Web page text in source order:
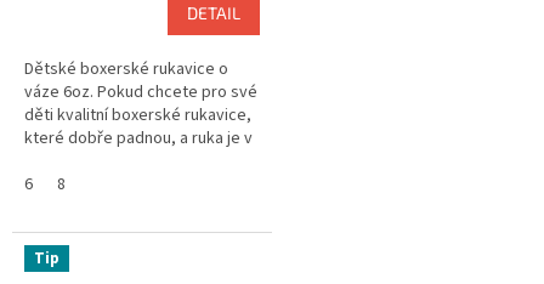
DETAIL
Dětské boxerské rukavice o
váze 6oz. Pokud chcete pro své
děti kvalitní boxerské rukavice,
které dobře padnou, a ruka je v
boxerské rukavice king Fighter...
6 8
Tip